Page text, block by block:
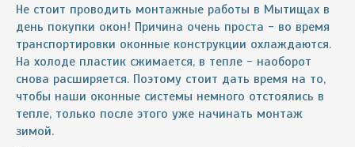
Не стоит проводить монтажные работы в Мытищах в
день покупки окон! Причина очень проста - во время
транспортировки оконные конструкции охлаждаются.
На холоде пластик сжимается, в тепле - наоборот
снова расширяется. Поэтому стоит дать время на то,
чтобы наши оконные системы немного отстоялись в
тепле, только после этого уже начинать монтаж
зимой.